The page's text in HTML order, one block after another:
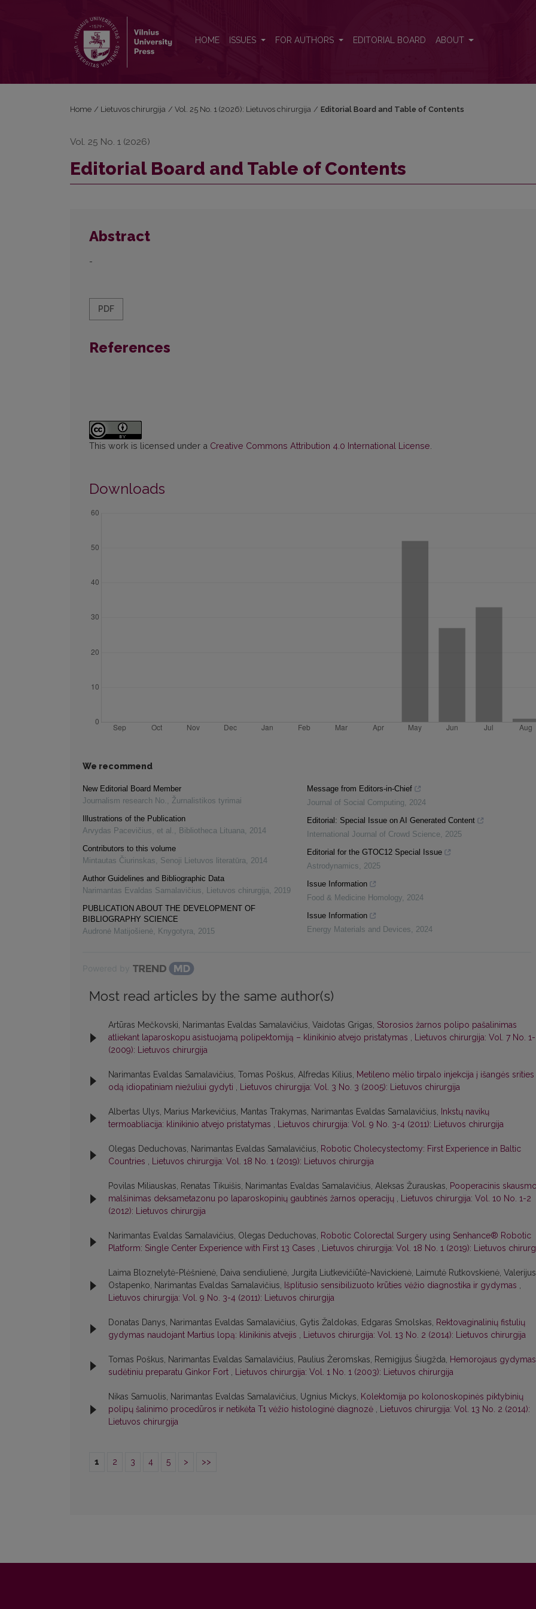
HOME ISSUES FOR AUTHORS EDITORIAL BOARD ABOUT
Home / Lietuvos chirurgija / Vol. 25 No. 1 (2026): Lietuvos chirurgija / Editorial Board and Table of Contents
Vol. 25 No. 1 (2026)
Editorial Board and Table of Contents
Abstract
-
PDF
References
This work is licensed under a Creative Commons Attribution 4.0 International License
Downloads
We recommend
New Editorial Board Member
Journalism research No. , Žurnalistikos tyrimai
Illustrations of the Publication
Arvydas Pacevičius, et al. , Bibliotheca Lituana, 2014
Contributors to this volume
Mintautas Čiurinskas, Senoji Lietuvos literatūra, 2014
Author Guidelines and Bibliographic Data
Narimantas Evaldas Samalavičius, Lietuvos chirurgija, 2019
PUBLICATION ABOUT THE DEVELOPMENT OF
BIBLIOGRAPHY SCIENCE
Audronė Matijošienė, Knygotyra, 2015
Message from Editors-in-Chief
Journal of Social Computing, 2024
Editorial: Special Issue on AI Generated Content
International Journal of Crowd Science, 2025
Editorial for the GTOC12 Special Issue
Astrodynamics, 2025
Issue Information
Food & Medicine Homology, 2024
Issue Information
Energy Materials and Devices, 2024
Most read articles by the same author(s)
Artūras Mečkovski, Narimantas Evaldas Samalavičius, Vaidotas Grigas, Storosios žarnos polipo pašalinimas
atliekant laparoskopu asistuojamą polipektomiją – klinikinio atvejo pristatymas , Lietuvos chirurgija: Vol. 7 No.
(2009): Lietuvos chirurgija
Narimantas Evaldas Samalavičius, Tomas Poškus, Alfredas Kilius, Metileno mėlio tirpalo injekcija į išangės srities
odą idiopatiniam niežuliui gydyti , Lietuvos chirurgija: Vol. 3 No. 3 (2005): Lietuvos chirurgija
Albertas Ulys, Marius Markevičius, Mantas Trakymas, Narimantas Evaldas Samalavičius, Inkstų navikų
termoabliacija: klinikinio atvejo pristatymas , Lietuvos chirurgija: Vol. 9 No. 3-4 (2011): Lietuvos chirurgija
Olegas Deduchovas, Narimantas Evaldas Samalavičius, Robotic Cholecystectomy: First Experience in Baltic
Countries , Lietuvos chirurgija: Vol. 18 No. 1 (2019): Lietuvos chirurgija
Povilas Miliauskas, Renatas Tikuišis, Narimantas Evaldas Samalavičius, Aleksas Žurauskas, Pooperacinis
malšinimas deksametazonu po laparoskopinių gaubtinės žarnos operacijų , Lietuvos chirurgija: Vol. 10 No. 1-2
(2012): Lietuvos chirurgija
Narimantas Evaldas Samalavičius, Olegas Deduchovas, Robotic Colorectal Surgery using Senhance® Robotic
Platform: Single Center Experience with First 13 Cases , Lietuvos chirurgija: Vol. 18 No. 1 (2019): Lietuvos
Laima Bloznelytė-Plėšnienė, Daiva sendiulienė, Jurgita Liutkevičiūtė-Navickienė, Laimutė Rutkovskienė, Valerijus
Ostapenko, Narimantas Evaldas Samalavičius, Išplitusio sensibilizuoto krūties vėžio diagnostika ir gydymas ,
Lietuvos chirurgija: Vol. 9 No. 3-4 (2011): Lietuvos chirurgija
Donatas Danys, Narimantas Evaldas Samalavičius, Gytis Žaldokas, Edgaras Smolskas, Rektovaginalinių fistulių
gydymas naudojant Martius lopą: klinikinis atvejis , Lietuvos chirurgija: Vol. 13 No. 2 (2014): Lietuvos chirurgija
Tomas Poškus, Narimantas Evaldas Samalavičius, Paulius Žeromskas, Remigijus Šiugžda, Hemorojaus gydymas
sudėtiniu preparatu Ginkor Fort , Lietuvos chirurgija: Vol. 1 No. 1 (2003): Lietuvos chirurgija
Nikas Samuolis, Narimantas Evaldas Samalavičius, Ugnius Mickys, Kolektomija po kolonoskopinės piktybinių
polipų šalinimo procedūros ir netikėta T1 vėžio histologinė diagnozė , Lietuvos chirurgija: Vol. 13 No. 2 (2014):
Lietuvos chirurgija
1 2 3 4 5 > >>